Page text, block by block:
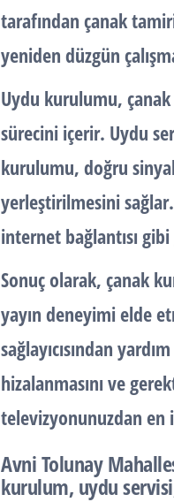
tarafından çanak
yeniden düzgün
Uydu kurulumu,
sürecini içerir. Uydu
kurulumu, doğru
yerleştirilmesini sağlar.
internet bağlantısı
Sonuç olarak, çanak
yayın deneyimi elde
sağlayıcısından
hizalanmasını ve
televizyonunuzdan en
Avni Tolunay
kurulum, uydu